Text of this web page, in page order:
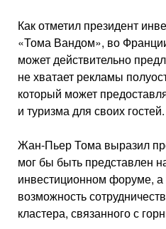
Как отметил президент
«Тома Вандом», во
может действительно
не хватает рекламы
который может
и туризма для своих гостей.
Жан-Пьер Тома выразил
мог бы быть представлен
инвестиционном форуме, а
возможность
кластера, связанного с